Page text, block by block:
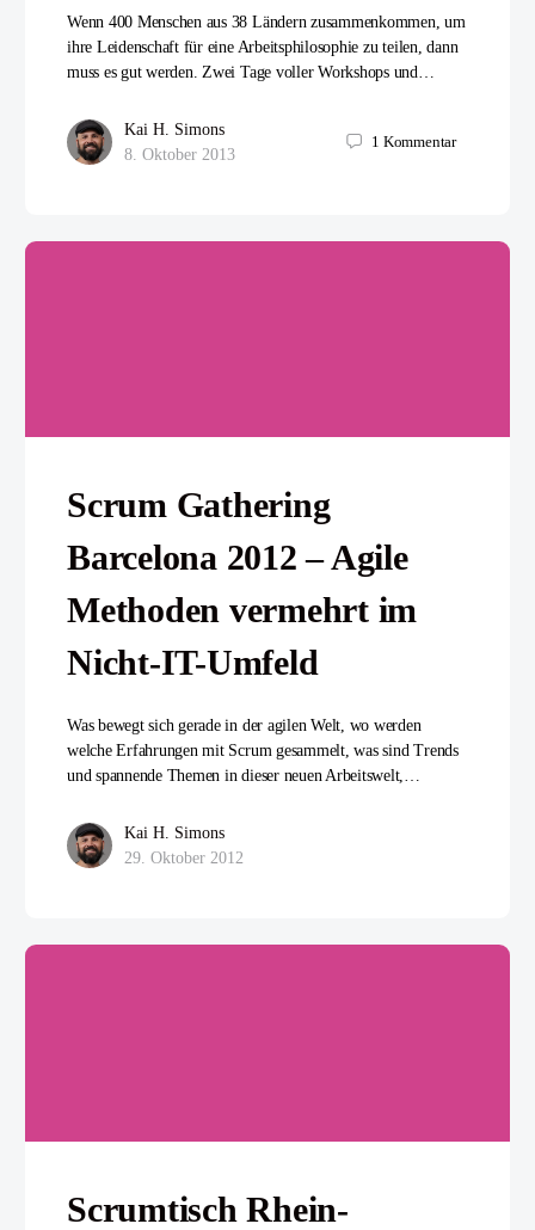
Wenn 400 Menschen aus 38 Ländern zusammenkommen, um
ihre Leidenschaft für eine Arbeitsphilosophie zu teilen, dann
muss es gut werden. Zwei Tage voller Workshops und…
Kai H. Simons
8. Oktober 2013
1 Kommentar
Scrum Gathering
Barcelona 2012 – Agile
Methoden vermehrt im
Nicht-IT-Umfeld
Was bewegt sich gerade in der agilen Welt, wo werden
welche Erfahrungen mit Scrum gesammelt, was sind Trends
und spannende Themen in dieser neuen Arbeitswelt,…
Kai H. Simons
29. Oktober 2012
Scrumtisch Rhein-